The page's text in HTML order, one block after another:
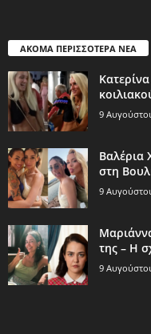
ΑΚΟΜΑ ΠΕΡΙΣΣΟΤΕΡΑ ΝΕΑ
9
Βαλέρια
στη
9
της – Η
9